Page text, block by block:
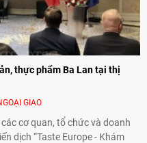
thực phẩm Ba Lan tại thị
GIAO
cơ quan, tổ chức và doanh
dịch “Taste Europe - Khám